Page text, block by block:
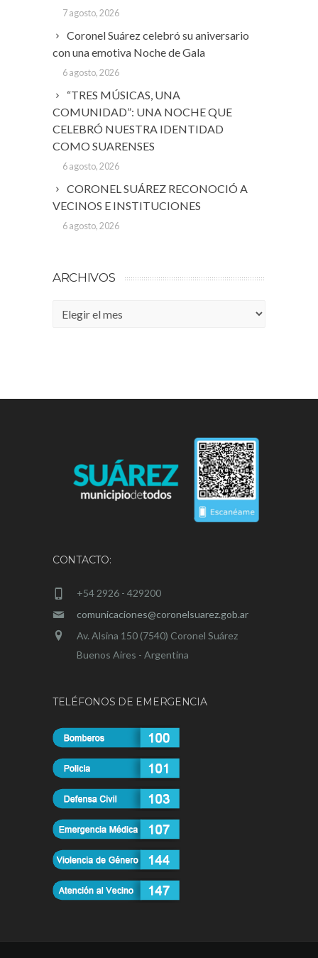
7 agosto, 2026
Coronel Suárez celebró su aniversario
con una emotiva Noche de Gala
6 agosto, 2026
“TRES MÚSICAS, UNA
COMUNIDAD”: UNA NOCHE QUE
CELEBRÓ NUESTRA IDENTIDAD
COMO SUARENSES
6 agosto, 2026
CORONEL SUÁREZ RECONOCIÓ A
VECINOS E INSTITUCIONES
6 agosto, 2026
ARCHIVOS
Archivos
CONTACTO:
+54 2926 - 429200
comunicaciones@coronelsuarez.gob.ar
Av. Alsina 150 (7540) Coronel Suárez
Buenos Aires - Argentina
TELÉFONOS DE EMERGENCIA